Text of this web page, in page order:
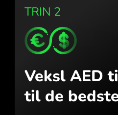
TRIN 2
Veksl AED
til de